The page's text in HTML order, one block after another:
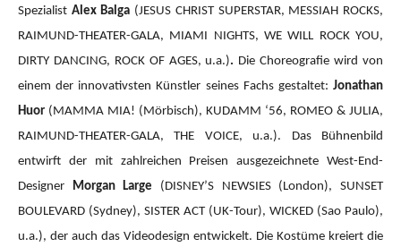
Spezialist Alex Balga (JESUS CHRIST SUPERSTAR, MESSIAH ROCKS,
RAIMUND-THEATER-GALA, MIAMI NIGHTS, WE WILL ROCK YOU,
DIRTY DANCING, ROCK OF AGES, u.a.). Die Choreografie wird von
einem der innovativsten Künstler seines Fachs gestaltet: Jonathan
Huor (MAMMA MIA! (Mörbisch), KUDAMM ‘56, ROMEO & JULIA,
RAIMUND-THEATER-GALA, THE VOICE, u.a.). Das Bühnenbild
entwirft der mit zahlreichen Preisen ausgezeichnete West-End-
Designer Morgan Large (DISNEY’S NEWSIES (London), SUNSET
BOULEVARD (Sydney), SISTER ACT (UK-Tour), WICKED (Sao Paulo),
u.a.), der auch das Videodesign entwickelt. Die Kostüme kreiert die